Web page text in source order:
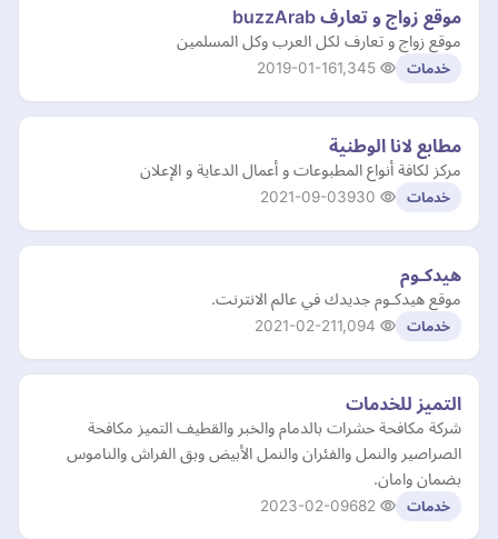
موقع زواج و تعارف buzzArab
موقع زواج و تعارف لكل العرب وكل المسلمين
خدمات 2019-01-16
مطابع لانا الوطنية
مركز لكافة أنواع المطبوعات و أعمال الدعاية و الإعلان
خدمات 2021-09-03
هيدكـوم
موقع هيدكـوم جديدك في عالم الانترنت.
خدمات 2021-02-21
التميز للخدمات
شركة مكافحة حشرات بالدمام والخبر والقطيف التميز مكافحة
الصراصير والنمل والفئران والنمل الأبيض وبق الفراش والناموس
بضمان وامان.
خدمات 2023-02-09